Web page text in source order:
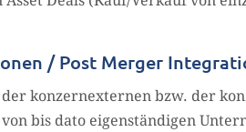
/ Post Merger
konzernexternen bzw. der
bis dato eigenständigen